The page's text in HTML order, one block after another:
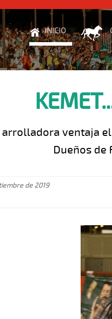
INICIO
arrolladora ventaja
Dueños de
de 2019